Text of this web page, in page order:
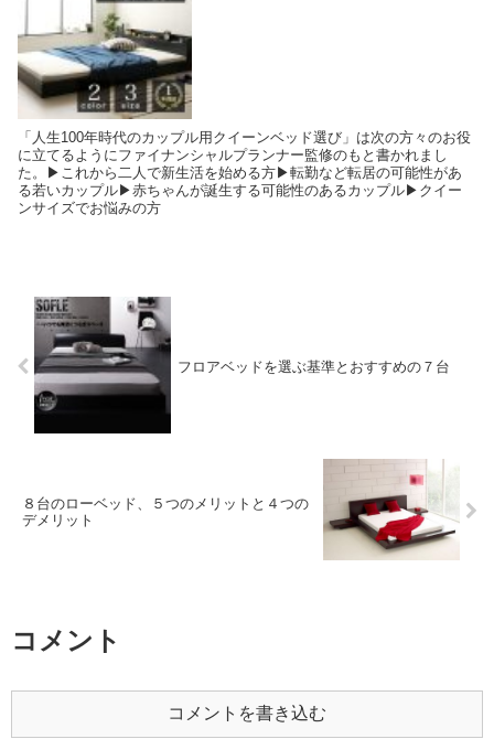
「人生100年時代のカップル用クイーンベッド選び」は次の方々のお役
に立てるようにファイナンシャルプランナー監修のもと書かれまし
た。▶︎これから二人で新生活を始める方▶︎転勤など転居の可能性があ
る若いカップル▶︎赤ちゃんが誕生する可能性のあるカップル▶︎クイー
ンサイズでお悩みの方
フロアベッドを選ぶ基準とおすすめの７台
８台のローベッド、５つのメリットと４つの
デメリット
コメント
コメントを書き込む